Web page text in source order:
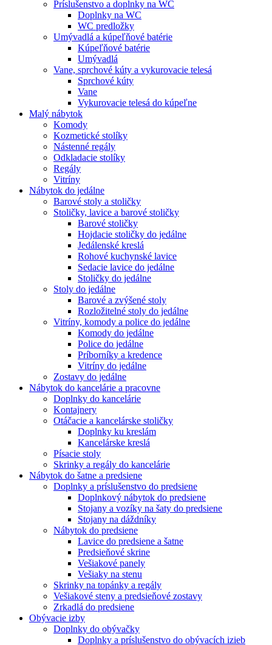
Príslušenstvo a doplnky na WC
Doplnky na WC
WC predložky
Umývadlá a kúpeľňové batérie
Kúpeľňové batérie
Umývadlá
Vane, sprchové kúty a vykurovacie telesá
Sprchové kúty
Vane
Vykurovacie telesá do kúpeľne
Malý nábytok
Komody
Kozmetické stolíky
Nástenné regály
Odkladacie stolíky
Regály
Vitríny
Nábytok do jedálne
Barové stoly a stoličky
Stoličky, lavice a barové stoličky
Barové stoličky
Hojdacie stoličky do jedálne
Jedálenské kreslá
Rohové kuchynské lavice
Sedacie lavice do jedálne
Stoličky do jedálne
Stoly do jedálne
Barové a zvýšené stoly
Rozložitelné stoly do jedálne
Vitríny, komody a police do jedálne
Komody do jedálne
Police do jedálne
Príborníky a kredence
Vitríny do jedálne
Zostavy do jedálne
Nábytok do kancelárie a pracovne
Doplnky do kancelárie
Kontajnery
Otáčacie a kancelárske stoličky
Doplnky ku kreslám
Kancelárske kreslá
Písacie stoly
Skrinky a regály do kancelárie
Nábytok do šatne a predsiene
Doplnky a príslušenstvo do predsiene
Doplnkový nábytok do predsiene
Stojany a vozíky na šaty do predsiene
Stojany na dáždníky
Nábytok do predsiene
Lavice do predsiene a šatne
Predsieňové skrine
Vešiakové panely
Vešiaky na stenu
Skrinky na topánky a regály
Vešiakové steny a predsieňové zostavy
Zrkadlá do predsiene
Obývacie izby
Doplnky do obývačky
Doplnky a príslušenstvo do obývacích izieb